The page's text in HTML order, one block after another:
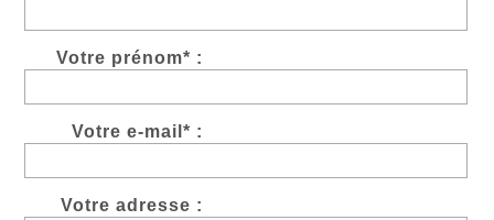
Votre prénom* :
Votre e-mail* :
Votre adresse :